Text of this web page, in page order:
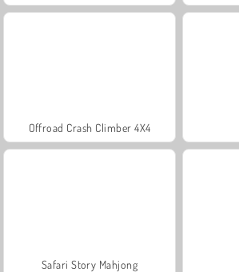
Offroad Crash Climber 4X4
Safari Story Mahjong